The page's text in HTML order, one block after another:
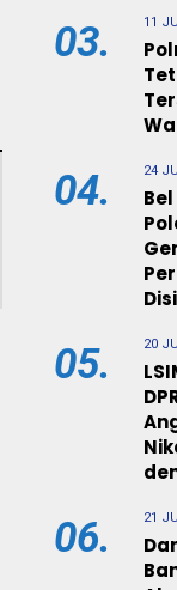
03. 11
04. 24
05. 20
06. 21